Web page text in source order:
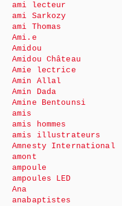
ami lecteur
ami Sarkozy
ami Thomas
Ami.e
Amidou
Amidou Château
Amie lectrice
Amin Allal
Amin Dada
Amine Bentounsi
amis
amis hommes
amis illustrateurs
Amnesty International
amont
ampoule
ampoules LED
Ana
anabaptistes